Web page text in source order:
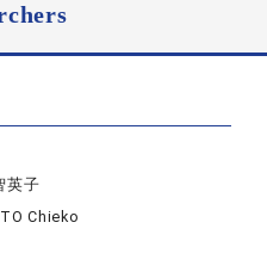
子
Chieko